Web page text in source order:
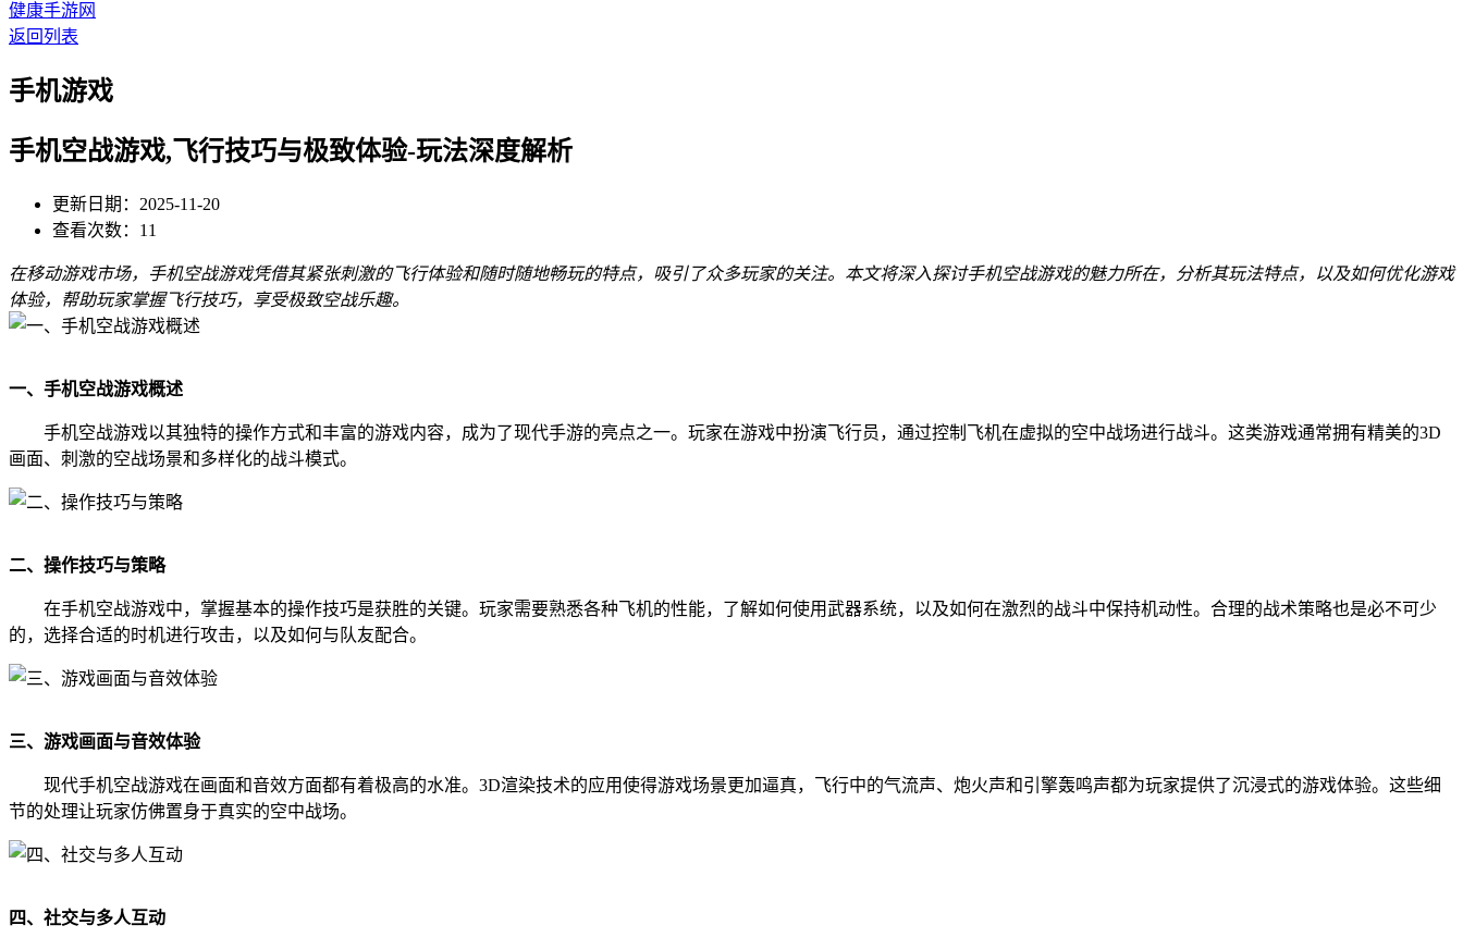
健康手游网
返回列表
手机游戏
手机空战游戏,飞行技巧与极致体验-玩法深度解析
更新日期：2025-11-20
查看次数：11
在移动游戏市场，手机空战游戏凭借其紧张刺激的飞行体验和随时随地畅玩的特点，吸引了众多玩家的关注。本文将深入探讨手机空战游戏的魅力所在，分析其玩法特点，以及如何优化游戏
体验，帮助玩家掌握飞行技巧，享受极致空战乐趣。
一、手机空战游戏概述
手机空战游戏以其独特的操作方式和丰富的游戏内容，成为了现代手游的亮点之一。玩家在游戏中扮演飞行员，通过控制飞机在虚拟的空中战场进行战斗。这类游戏通常拥有精美的3D
画面、刺激的空战场景和多样化的战斗模式。
二、操作技巧与策略
在手机空战游戏中，掌握基本的操作技巧是获胜的关键。玩家需要熟悉各种飞机的性能，了解如何使用武器系统，以及如何在激烈的战斗中保持机动性。合理的战术策略也是必不可少
的，选择合适的时机进行攻击，以及如何与队友配合。
三、游戏画面与音效体验
现代手机空战游戏在画面和音效方面都有着极高的水准。3D渲染技术的应用使得游戏场景更加逼真，飞行中的气流声、炮火声和引擎轰鸣声都为玩家提供了沉浸式的游戏体验。这些细
节的处理让玩家仿佛置身于真实的空中战场。
四、社交与多人互动